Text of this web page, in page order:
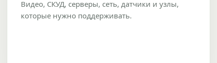
Видео, СКУД, серверы, сеть, датчики и узлы,
которые нужно поддерживать.